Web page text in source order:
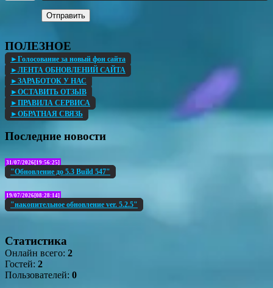
Отправить
ПОЛЕЗНОЕ
►Голосование за новый фон сайта
►ЛЕНТА ОБНОВЛЕНИЙ САЙТА
►ЗАРАБОТОК У НАС
►ОСТАВИТЬ ОТЗЫВ
►ПРАВИЛА СЕРВИСА
►ОБРАТНАЯ СВЯЗЬ
Последние новости
31/07/2026[19:56:25]
"Обновление до 5.3 Build 547"
19/07/2026[08:28:14]
"накопительное обновление ver. 5.2.5"
Статистика
Онлайн всего: 2
Гостей: 2
Пользователей: 0